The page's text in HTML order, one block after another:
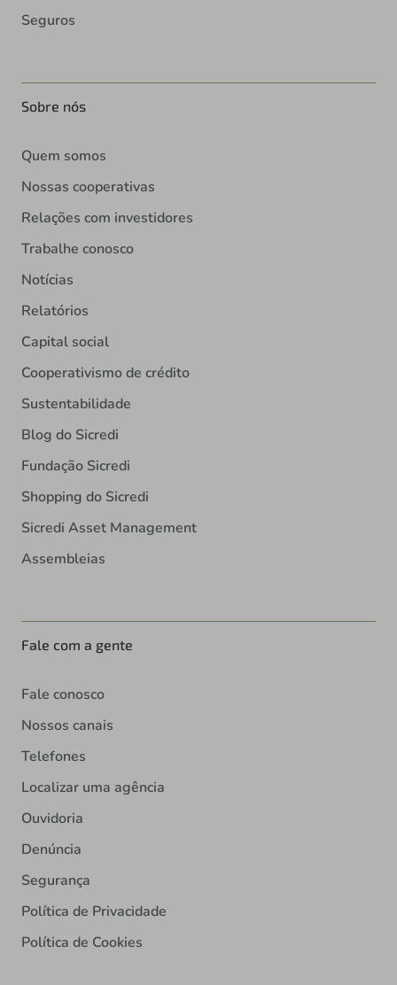
Seguros
Sobre nós
Quem somos
Nossas cooperativas
Relações com investidores
Trabalhe conosco
Notícias
Relatórios
Capital social
Cooperativismo de crédito
Sustentabilidade
Blog do Sicredi
Fundação Sicredi
Shopping do Sicredi
Sicredi Asset Management
Assembleias
Fale com a gente
Fale conosco
Nossos canais
Telefones
Localizar uma agência
Ouvidoria
Denúncia
Segurança
Política de Privacidade
Política de Cookies